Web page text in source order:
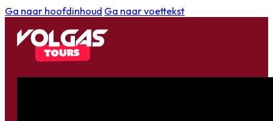
Ga naar hoofdinhoud Ga naar voettekst